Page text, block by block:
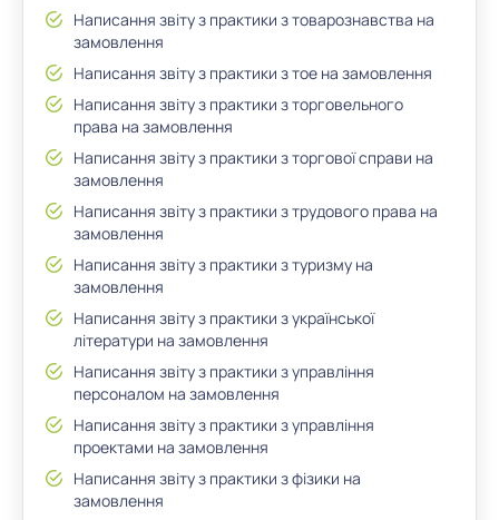
Написання звіту з практики з товарознавства на
замовлення
Написання звіту з практики з тое на замовлення
Написання звіту з практики з торговельного
права на замовлення
Написання звіту з практики з торгової справи на
замовлення
Написання звіту з практики з трудового права на
замовлення
Написання звіту з практики з туризму на
замовлення
Написання звіту з практики з української
літератури на замовлення
Написання звіту з практики з управління
персоналом на замовлення
Написання звіту з практики з управління
проектами на замовлення
Написання звіту з практики з фізики на
замовлення